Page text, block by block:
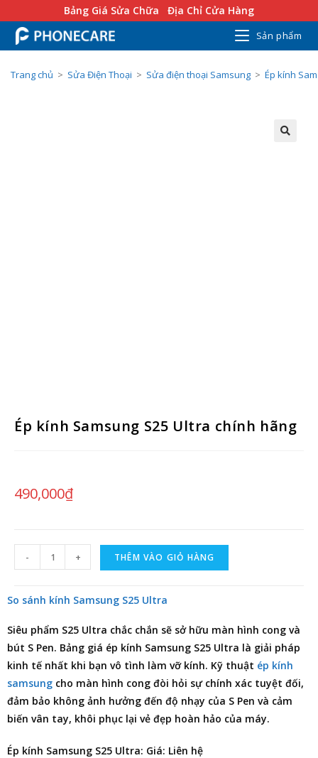
Bảng Giá Sửa Chữa Địa Chỉ Cửa Hàng
Sản phẩm
Trang chủ > Sửa Điện Thoại > Sửa điện thoại Samsung > Ép kính
Ép kính Samsung S25 Ultra chính hãng
490,000₫
- + THÊM VÀO GIỎ HÀNG
So sánh kính Samsung S25 Ultra
Siêu phẩm S25 Ultra chắc chắn sẽ sở hữu màn hình cong và
bút S Pen. Bảng giá ép kính Samsung S25 Ultra là giải pháp
kinh tế nhất khi bạn vô tình làm vỡ kính. Kỹ thuật ép kính
samsung cho màn hình cong đòi hỏi sự chính xác tuyệt đối,
đảm bảo không ảnh hưởng đến độ nhạy của S Pen và cảm
biến vân tay, khôi phục lại vẻ đẹp hoàn hảo của máy.
Ép kính Samsung S25 Ultra: Giá: Liên hệ